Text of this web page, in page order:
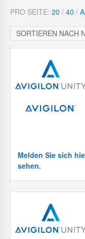
a
rPRO SEITE: 20 / 40 /
SORTIEREN NACH
Melden Sie sich
sehen.